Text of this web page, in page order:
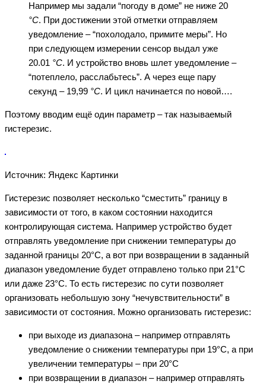
Например мы задали “погоду в доме” не ниже 20
°С. При достижении этой отметки отправляем
уведомление – “похолодало, примите меры”. Но
при следующем измерении сенсор выдал уже
20.01 °С. И устройство вновь шлет уведомление –
“потеплело, расслабьтесь”. А через еще пару
секунд – 19,99 °С. И цикл начинается по новой….
Поэтому вводим ещё один параметр – так называемый
гистерезис.
Источник: Яндекс Картинки
Гистерезис позволяет несколько “сместить” границу в
зависимости от того, в каком состоянии находится
контролирующая система. Например устройство будет
отправлять уведомление при снижении температуры до
заданной границы 20°С, а вот при возвращении в заданный
диапазон уведомление будет отправлено только при 21°С
или даже 23°С. То есть гистерезис по сути позволяет
организовать небольшую зону “нечувствительности” в
зависимости от состояния. Можно организовать гистерезис:
при выходе из диапазона – например отправлять
уведомление о снижении температуры при 19°С, а при
увеличении температуры – при 20°С
при возвращении в диапазон – например отправлять